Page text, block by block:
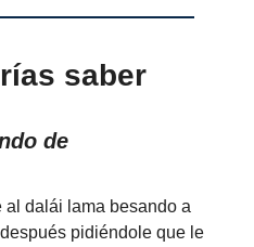
saber
de
al dalái lama besando a
pidiéndole que le